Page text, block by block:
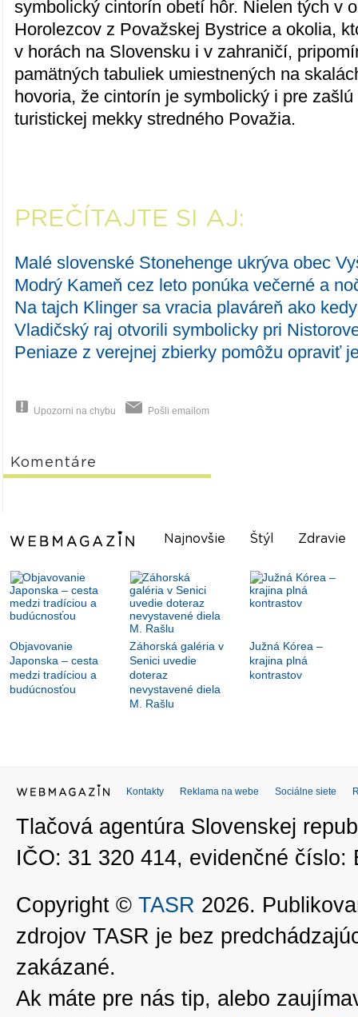
symbolický cintorín obetí hôr. Nielen tých v
Horolezcov z Považskej Bystrice a okolia,
v horách na Slovensku i v zahraničí,
pamätných tabuliek umiestnených na
hovoria, že cintorín je symbolický i pre
turistickej mekky stredného Považia.
PREČÍTAJTE SI AJ:
Malé slovenské Stonehenge ukrýva obec
Modrý Kameň cez leto ponúka večerné a
Na tajch Klinger sa vracia plaváreň ako
Vladičský raj otvorili symbolicky pri
Peniaze z verejnej zbierky pomôžu opraviť
Upozorni na chybu Pošli emailom
Komentáre
Najnovšie Štýl Zdravie
Objavovanie
Japonska – cesta
medzi tradíciou a
budúcnosťou
Záhorská galéria v
Senici uvedie
doteraz
nevystavené diela
M. Rašlu
Južná Kórea –
krajina plná
kontrastov
Kontakty Reklama na webe Sociálne siete
Tlačová agentúra Slovenskej
IČO: 31 320 414, evidenčné číslo:
Copyright © TASR 2026.
zdrojov TASR je bez
zakázané.
Ak máte pre nás tip, alebo